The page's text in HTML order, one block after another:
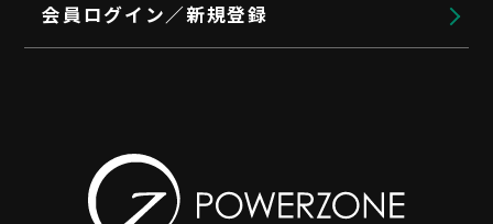
会員ログイン／新規登録